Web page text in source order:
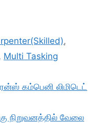
,
Multi Tasking
கம்பெனி லிமிடெட்
நிறுவனத்தில் வேலை